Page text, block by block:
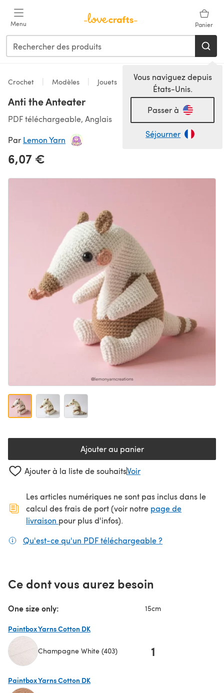
Menu Panier
Vous naviguez depuis
États-Unis.
Passer à
Séjourner
Crochet Modèles Jouets
Anti the Anteater
PDF téléchargeable, Anglais
Par Lemon Yarn
6,07 €
Ajouter au panier
Ajouter à la liste de souhaitsVoir
Les articles numériques ne sont pas inclus dans le
calcul des frais de port (voir notre page de
livraison (s'ouvre dans un nouvel onglet)
pour plus d'infos).
Qu'est-ce qu'un PDF téléchargeable ?
Ce dont vous aurez besoin
One size only: 15cm
Paintbox Yarns Cotton DK
Champagne White (403) 1
Paintbox Yarns Cotton DK